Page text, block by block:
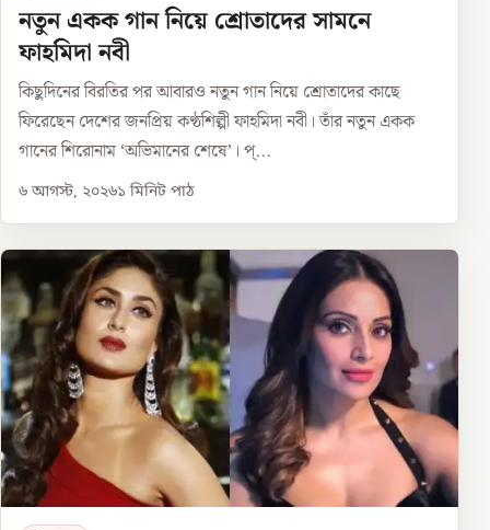
নতুন একক গান নিয়ে শ্রোতাদের সামনে
ফাহমিদা নবী
কিছুদিনের বিরতির পর আবারও নতুন গান নিয়ে শ্রোতাদের কাছে
ফিরেছেন দেশের জনপ্রিয় কণ্ঠশিল্পী ফাহমিদা নবী। তাঁর নতুন একক
গানের শিরোনাম ‘অভিমানের শেষে’। প্...
৬ আগস্ট, ২০২৬১ মিনিট পাঠ